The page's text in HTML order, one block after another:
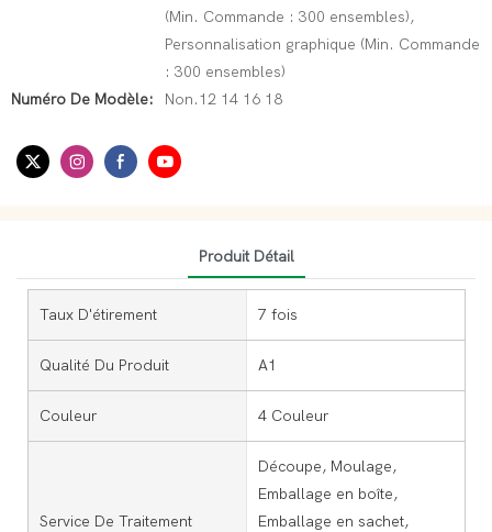
(Min. Commande : 300 ensembles),
Personnalisation graphique (Min. Commande
: 300 ensembles)
Numéro De Modèle:
Non.12 14 16 18
Produit Détail
Taux D'étirement 7 fois
Qualité Du Produit A1
Couleur 4 Couleur
Service De Traitement
Découpe, Moulage,
Emballage en boîte,
Emballage en sachet,